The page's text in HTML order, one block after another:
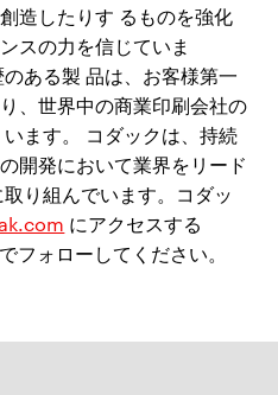
造したりす るものを強化
スの力を信じていま
ある製 品は、お客様第一
、世界中の商業印刷会社の
います。
コダックは、持続
開発において業界をリード
り組んでいます。コダッ
にアクセスする
でフォローしてください。